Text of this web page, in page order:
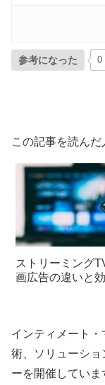
参考になった 0
この記事を読ん
ストリーミング
画広告の違いと
インティメート
術、ソリューシ
ーを開催してい